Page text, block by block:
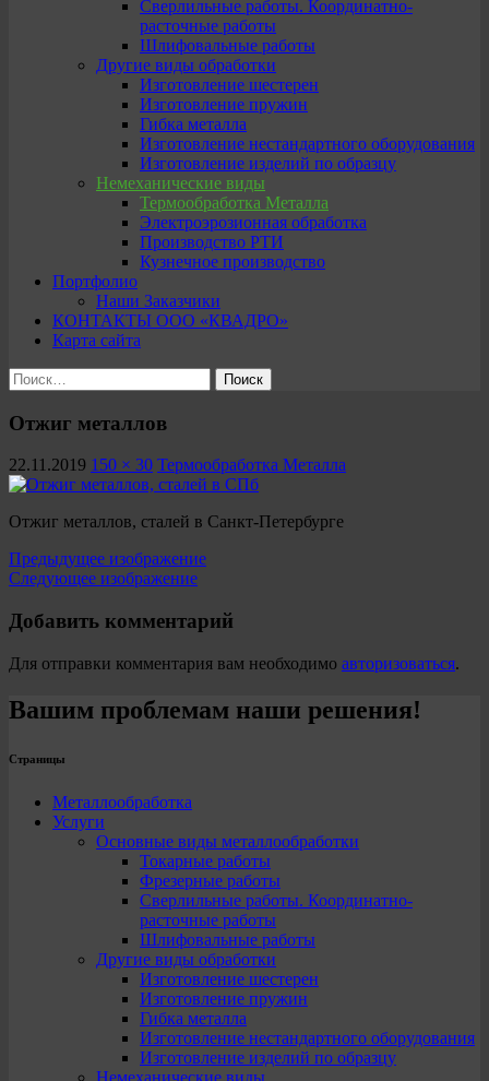
Сверлильные работы. Координатно-
расточные работы
Шлифовальные работы
Другие виды обработки
Изготовление шестерен
Изготовление пружин
Гибка металла
Изготовление нестандартного оборудования
Изготовление изделий по образцу
Немеханические виды
Термообработка Металла
Электроэрозионная обработка
Производство РТИ
Кузнечное производство
Портфолио
Наши Заказчики
КОНТАКТЫ ООО «КВАДРО»
Карта сайта
Найти:
Отжиг металлов
22.11.2019 150 × 30 Термообработка Металла
Отжиг металлов, сталей в Санкт-Петербурге
Предыдущее изображение
Следующее изображение
Добавить комментарий
Для отправки комментария вам необходимо авторизоваться.
Вашим проблемам наши решения!
Страницы
Металлообработка
Услуги
Основные виды металлообработки
Токарные работы
Фрезерные работы
Сверлильные работы. Координатно-
расточные работы
Шлифовальные работы
Другие виды обработки
Изготовление шестерен
Изготовление пружин
Гибка металла
Изготовление нестандартного оборудования
Изготовление изделий по образцу
Немеханические виды